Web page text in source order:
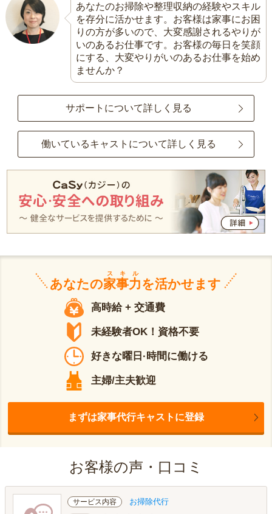
あなたのお掃除や整理収納の経験やスキル
を存分に活かせます。お客様は家事にお困
りの方が多いので、大変感謝されるやりが
いのあるお仕事です。お客様の毎日を笑顔
にする、大変やりがいのあるお仕事を始め
ませんか？
サポートについて詳しく見る
働いているキャストについて詳しく見る
あなたの家事力
スキル
を活かせます
高時給 + 交通費
未経験者OK！資格不要
好きな曜日·時間に働ける
主婦/主夫歓迎
まずは家事代行キャストに登録
お客様の声・口コミ
サービス内容 お掃除代行